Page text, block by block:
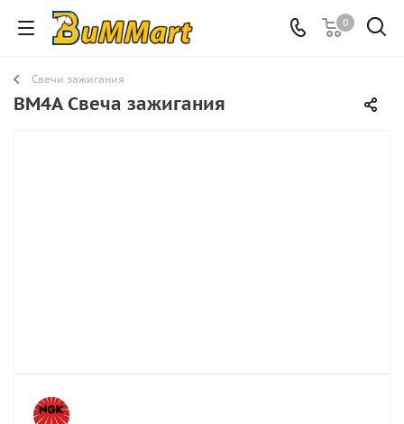
0
Свечи зажигания
BM4A Свеча зажигания